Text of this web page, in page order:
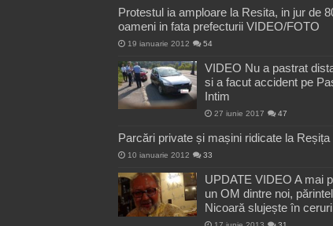
Protestul ia amploare la Resita, in jur de
oameni in fata prefecturii VIDEO/FOTO
19 ianuarie 2012 54
VIDEO Nu a pastrat
si a facut accident pe
Intim
27 iunie 2017 47
Parcări private și mașini ridicate la Reșița
10 ianuarie 2012 33
UPDATE VIDEO A mai
un OM dintre noi,
Nicoară slujește în ceruri